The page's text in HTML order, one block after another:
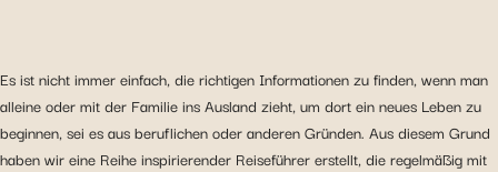
Es ist nicht immer einfach, die richtigen Informationen zu finden, wenn man
alleine oder mit der Familie ins Ausland zieht, um dort ein neues Leben zu
beginnen, sei es aus beruflichen oder anderen Gründen. Aus diesem Grund
haben wir eine Reihe inspirierender Reiseführer erstellt, die regelmäßig mit